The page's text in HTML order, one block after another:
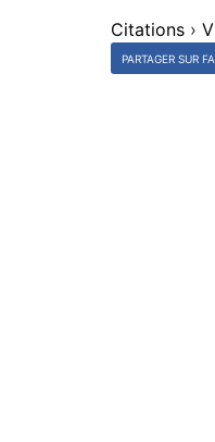
Citations ›
PARTAGER SUR